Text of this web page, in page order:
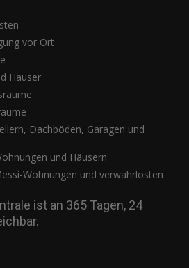
vor Ort
Häuser
Dachböden, Garagen und
und Häusern
Wohnungen und verwahrlosten
ist an 365 Tagen, 24